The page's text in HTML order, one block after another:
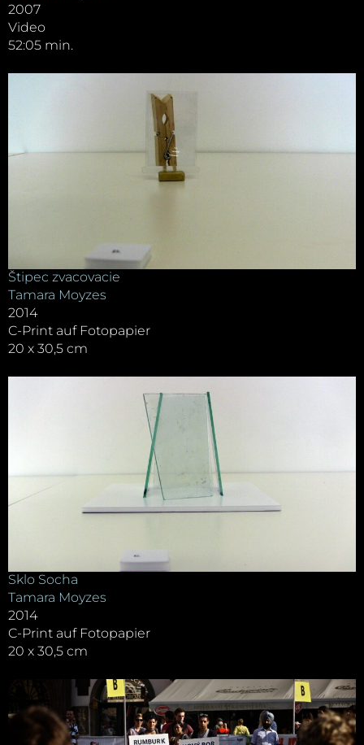
2007
Video
52:05 min.
Štipec zvacovacie
Tamara Moyzes
2014
C-Print auf Fotopapier
20 x 30,5 cm
Sklo Socha
Tamara Moyzes
2014
C-Print auf Fotopapier
20 x 30,5 cm